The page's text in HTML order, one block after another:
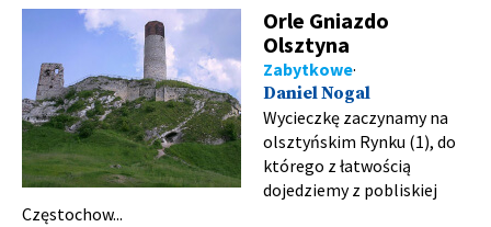
Orle Gniazdo
Olsztyna
Zabytkowe
Daniel Nogal
Wycieczkę zaczynamy na
olsztyńskim Rynku (1), do
którego z łatwością
dojedziemy z pobliskiej
Częstochow...